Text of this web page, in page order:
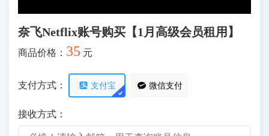
奈飞Netflix账号购买【1月高级会员租用】
商品价格： 35 元
支付方式： 支付宝 微信支付
接收方式：